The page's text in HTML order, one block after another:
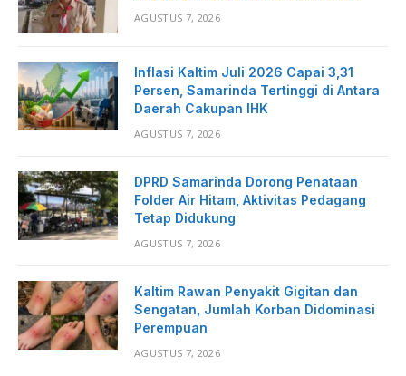
AGUSTUS 7, 2026
Inflasi Kaltim Juli 2026 Capai 3,31
Persen, Samarinda Tertinggi di Antara
Daerah Cakupan IHK
AGUSTUS 7, 2026
DPRD Samarinda Dorong Penataan
Folder Air Hitam, Aktivitas Pedagang
Tetap Didukung
AGUSTUS 7, 2026
Kaltim Rawan Penyakit Gigitan dan
Sengatan, Jumlah Korban Didominasi
Perempuan
AGUSTUS 7, 2026